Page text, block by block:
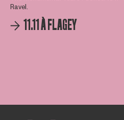
Ravel.
11.11 À FLAGEY